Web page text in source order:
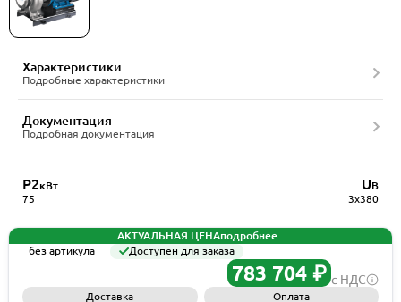
Характеристики
Подробные характеристики
Документация
Подробная документация
P2кВт
75
UВ
3x380
АКТУАЛЬНАЯ ЦЕНАподробнее
без артикула
Доступен для заказа
783 704 ₽ с НДС
Доставка Оплата